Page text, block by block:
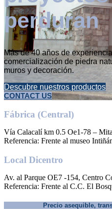
perduran
Más de 40 años de
comercialización de piedra
muros y decoración.
Descubre nuestros productos
CONTACT US
Fábrica (Central)
Vía Calacalí km 0.5 Oe1-78 –
Referencia: Frente al museo
Local Dicentro
Av. al Parque OE7 -154, Centro
Referencia: Frente al C.C. El
Precio asequible,